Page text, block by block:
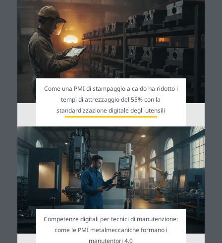
Come una PMI di stampaggio a caldo ha ridotto i
tempi di attrezzaggio del 55% con la
standardizzazione digitale degli utensili
Competenze digitali per tecnici di manutenzione:
come le PMI metalmeccaniche formano i
manutentori 4.0